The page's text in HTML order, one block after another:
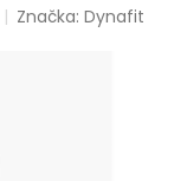
Značka:Dynafit